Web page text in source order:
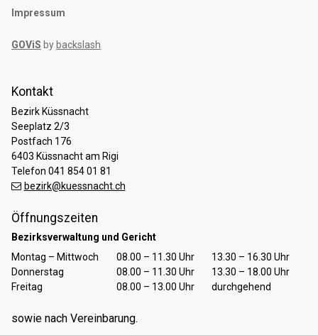
Kontakt
Bezirk Küssnacht
Seeplatz 2/3
Postfach 176
6403 Küssnacht am Rigi
Telefon 041 854 01 81
bezirk@kuessnacht.ch
Öffnungszeiten
Bezirksverwaltung und Gericht
TagÖffnungszeiten Vormittag Öffnungszeiten Nachmittag
Montag – Mittwoch 08.00 – 11.30 Uhr
13.30 – 16.30 Uhr
Donnerstag
08.00 – 11.30 Uhr
13.30 – 18.00 Uhr
Freitag
08.00 – 13.00 Uhr durchgehend
sowie nach Vereinbarung.
Impressum
GOViS by backslash